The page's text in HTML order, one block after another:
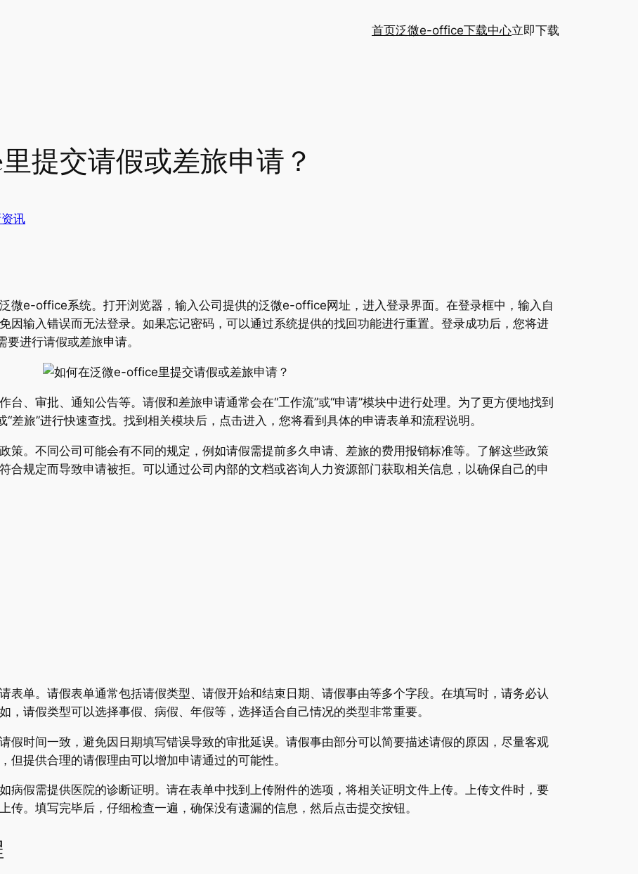
首页泛微e-office下载中心立即下载
提交请假或差旅申请？
讯
微e-office系统。打开浏览器，输入公司提供的泛微e-office网址，进入登录界面。在登录框中，输入自
因输入错误而无法登录。如果忘记密码，可以通过系统提供的找回功能进行重置。登录成功后，您将进
进行请假或差旅申请。
台、审批、通知公告等。请假和差旅申请通常会在“工作流”或“申请”模块中进行处理。为了更方便地找到
差旅”进行快速查找。找到相关模块后，点击进入，您将看到具体的申请表单和流程说明。
策。不同公司可能会有不同的规定，例如请假需提前多久申请、差旅的费用报销标准等。了解这些政策
合规定而导致申请被拒。可以通过公司内部的文档或咨询人力资源部门获取相关信息，以确保自己的申
表单。请假表单通常包括请假类型、请假开始和结束日期、请假事由等多个字段。在填写时，请务必认
，请假类型可以选择事假、病假、年假等，选择适合自己情况的类型非常重要。
假时间一致，避免因日期填写错误导致的审批延误。请假事由部分可以简要描述请假的原因，尽量客观
提供合理的请假理由可以增加申请通过的可能性。
病假需提供医院的诊断证明。请在表单中找到上传附件的选项，将相关证明文件上传。上传文件时，要
传。填写完毕后，仔细检查一遍，确保没有遗漏的信息，然后点击提交按钮。